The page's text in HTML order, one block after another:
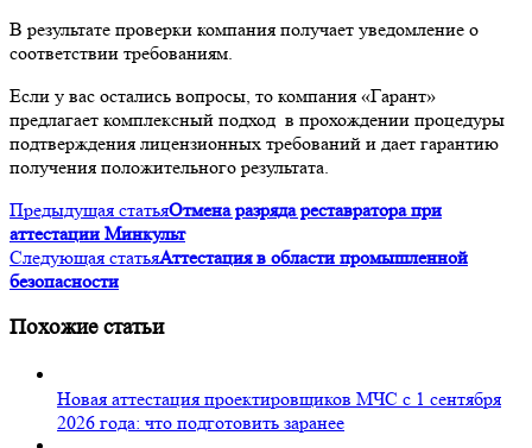
В результате проверки компания получает уведомление о
соответствии требованиям.
Если у вас остались вопросы, то компания «Гарант»
предлагает комплексный подход в прохождении процедуры
подтверждения лицензионных требований и дает гарантию
получения положительного результата.
Предыдущая статьяОтмена разряда реставратора при
аттестации Минкульт
Следующая статьяАттестация в области промышленной
безопасности
Похожие статьи
Новая аттестация проектировщиков МЧС с 1 сентября
2026 года: что подготовить заранее